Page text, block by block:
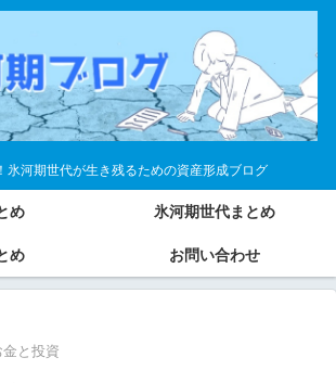
氷河期世代が生き残るための資産形成ブログ
め 氷河期世代まとめ
め お問い合わせ
金と投資